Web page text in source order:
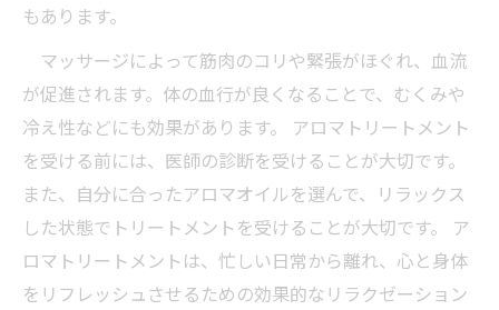
もあります。
マッサージによって筋肉のコリや緊張がほぐれ、血流
が促進されます。体の血行が良くなることで、むくみや
冷え性などにも効果があります。 アロマトリートメント
を受ける前には、医師の診断を受けることが大切です。
また、自分に合ったアロマオイルを選んで、リラックス
した状態でトリートメントを受けることが大切です。 ア
ロマトリートメントは、忙しい日常から離れ、心と身体
をリフレッシュさせるための効果的なリラクゼーション